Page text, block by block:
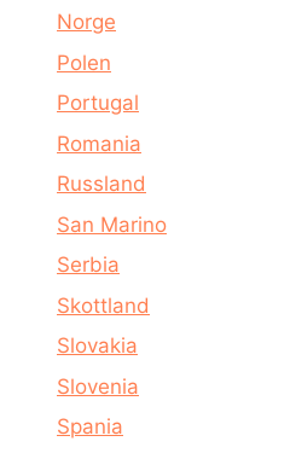
Norge
Polen
Portugal
Romania
Russland
San Marino
Serbia
Skottland
Slovakia
Slovenia
Spania